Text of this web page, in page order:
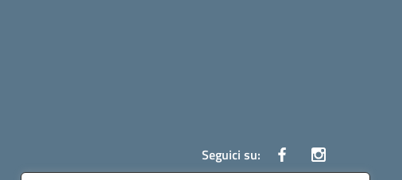
Seguici su: